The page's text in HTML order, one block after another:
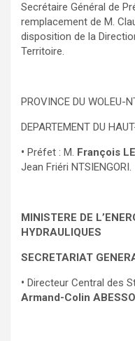
Secrétaire Général de
remplacement de M.
disposition de la
Territoire.
PROVINCE DU WOLEU-
DEPARTEMENT DU
• Préfet : M. François
Jean Friéri NTSIENGORI.
MINISTERE DE
HYDRAULIQUES
SECRETARIAT
• Directeur Central des
Armand-Colin